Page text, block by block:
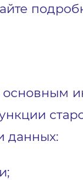
основным
данных: